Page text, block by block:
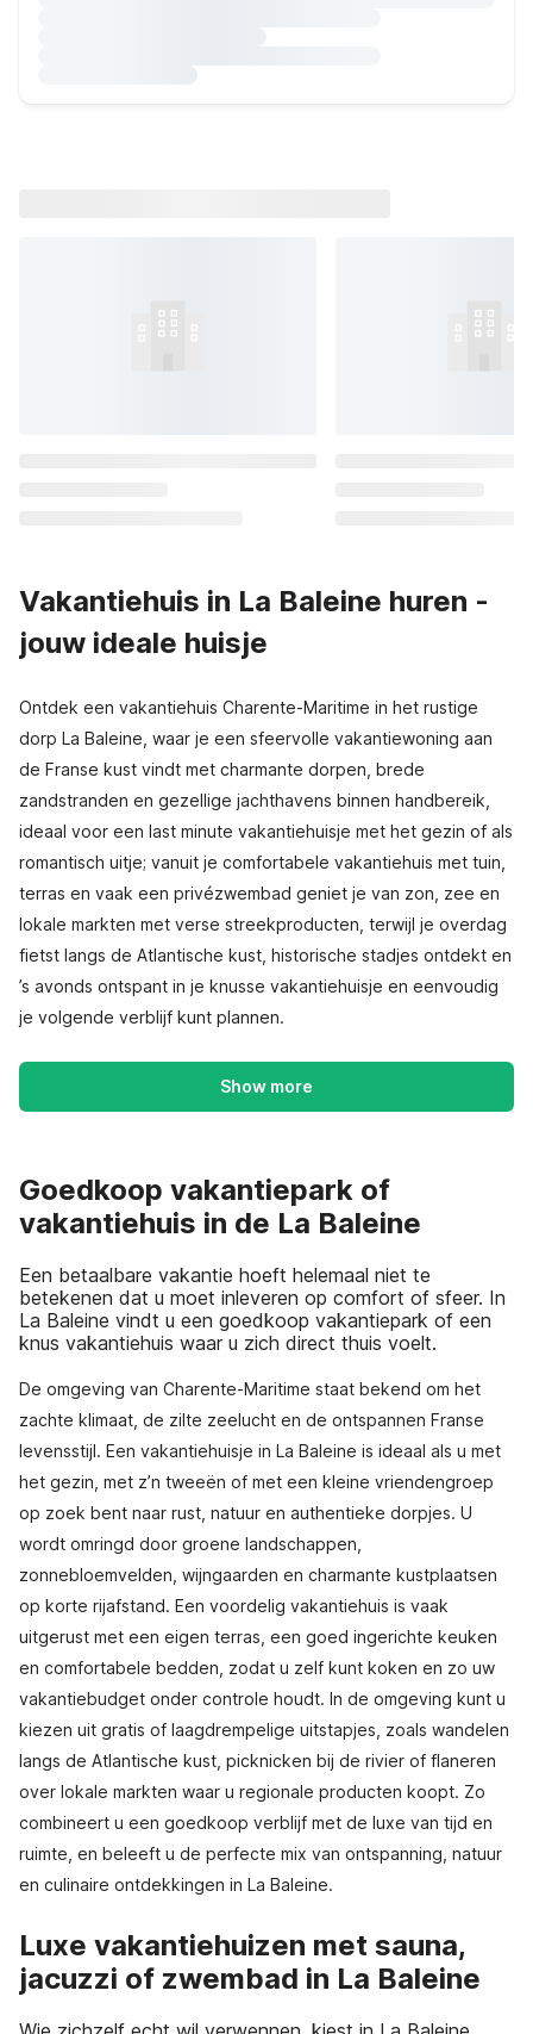
Vakantiehuis in La Baleine huren -
jouw ideale huisje
Ontdek een vakantiehuis Charente-Maritime in het rustige
dorp La Baleine, waar je een sfeervolle vakantiewoning aan
de Franse kust vindt met charmante dorpen, brede
zandstranden en gezellige jachthavens binnen handbereik,
ideaal voor een last minute vakantiehuisje met het gezin of als
romantisch uitje; vanuit je comfortabele vakantiehuis met tuin,
terras en vaak een privézwembad geniet je van zon, zee en
lokale markten met verse streekproducten, terwijl je overdag
fietst langs de Atlantische kust, historische stadjes ontdekt en
’s avonds ontspant in je knusse vakantiehuisje en eenvoudig
je volgende verblijf kunt plannen.
Show more
Goedkoop vakantiepark of
vakantiehuis in de La Baleine
Een betaalbare vakantie hoeft helemaal niet te
betekenen dat u moet inleveren op comfort of sfeer. In
La Baleine vindt u een goedkoop vakantiepark of een
knus vakantiehuis waar u zich direct thuis voelt.
De omgeving van Charente-Maritime staat bekend om het
zachte klimaat, de zilte zeelucht en de ontspannen Franse
levensstijl. Een vakantiehuisje in La Baleine is ideaal als u met
het gezin, met z’n tweeën of met een kleine vriendengroep
op zoek bent naar rust, natuur en authentieke dorpjes. U
wordt omringd door groene landschappen,
zonnebloemvelden, wijngaarden en charmante kustplaatsen
op korte rijafstand. Een voordelig vakantiehuis is vaak
uitgerust met een eigen terras, een goed ingerichte keuken
en comfortabele bedden, zodat u zelf kunt koken en zo uw
vakantiebudget onder controle houdt. In de omgeving kunt u
kiezen uit gratis of laagdrempelige uitstapjes, zoals wandelen
langs de Atlantische kust, picknicken bij de rivier of flaneren
over lokale markten waar u regionale producten koopt. Zo
combineert u een goedkoop verblijf met de luxe van tijd en
ruimte, en beleeft u de perfecte mix van ontspanning, natuur
en culinaire ontdekkingen in La Baleine.
Luxe vakantiehuizen met sauna,
jacuzzi of zwembad in La Baleine